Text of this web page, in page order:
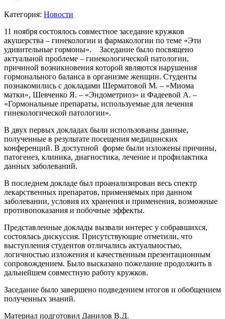
Категория: Новости
11 ноября состоялось совместное заседание кружков
акушерства – гинекологии и фармакологии по теме «Эти
удивительные гормоны». Заседание было посвящено
актуальной проблеме – гинекологической патологии,
причиной возникновения которой являются нарушения
гормонального баланса в организме женщин. Студенты
познакомились с докладами Шерматовой М. – «Миома
матки», Шевченко Я. – «Эндометриоз» и Фадеевой А. –
«Гормональные препараты, используемые для лечения
гинекологической патологии».
В двух первых докладах были использованы данные,
полученные в результате посещения медицинских
конференций. В доступной форме были изложены причины,
патогенез, клиника, диагностика, лечение и профилактика
данных заболеваний.
В последнем докладе был проанализирован весь спектр
лекарственных препаратов, применяемых при данном
заболевании, условия их хранения и применения, возможные
противопоказания и побочные эффекты.
Представленные доклады вызвали интерес у собравшихся,
состоялась дискуссия. Присутствующие отметили, что
выступления студентов отличались актуальностью,
логичностью изложения и качественным презентационным
сопровождением. Было высказано пожелание продолжить в
дальнейшем совместную работу кружков.
Заседание было завершено подведением итогов и обобщением
полученных знаний.
Материал подготовил Данилов В.Д.